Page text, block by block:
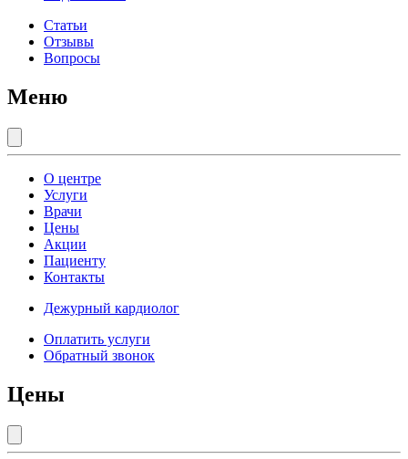
Статьи
Отзывы
Вопросы
Меню
О центре
Услуги
Врачи
Цены
Акции
Пациенту
Контакты
Дежурный кардиолог
Оплатить услуги
Обратный звонок
Цены